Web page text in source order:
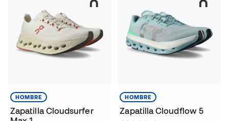
HOMBRE
Zapatilla Cloudsurfer
HOMBRE
Zapatilla Cloudflow 5